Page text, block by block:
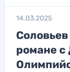
14.03.2025
романе с